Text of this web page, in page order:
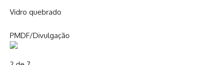
Vidro quebrado
PMDF/Divulgação